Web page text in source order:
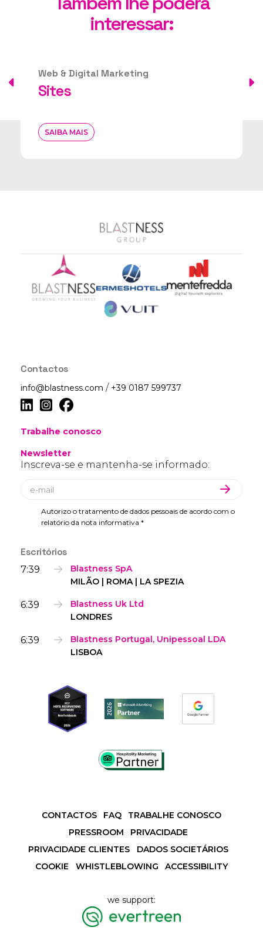
interessar:
Web & Digital Marketing
Sites
SAIBA MAIS
Contactos
info@blastness.com / +39 0187 599737
Trabalhe conosco
Newsletter
Inscreva-se e mantenha-se informado:
Autorizo o tratamento de dados pessoais de acordo com o
relatório da nota informativa *
Escritórios
7:39
Blastness SpA
MILÃO | ROMA | LA SPEZIA
6:39
Blastness Uk Ltd
LONDRES
6:39
Blastness Portugal, Unipessoal LDA
LISBOA
CONTACTOS FAQ
TRABALHE CONOSCO
PRESSROOM
PRIVACIDADE
PRIVACIDADE CLIENTES
DADOS SOCIETÁRIOS
COOKIE
WHISTLEBLOWING ACCESSIBILITY
we support: